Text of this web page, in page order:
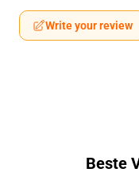
Write your review
Beste